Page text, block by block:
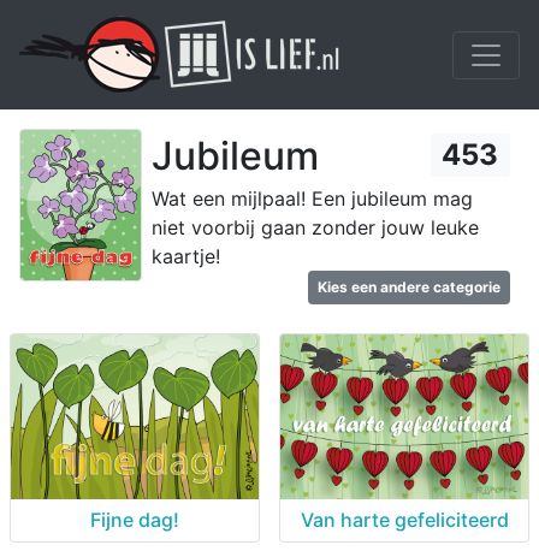
Jubileum 453
Wat een mijlpaal! Een jubileum mag
niet voorbij gaan zonder jouw leuke
kaartje!
Kies een andere categorie
Fijne dag! Van harte gefeliciteerd